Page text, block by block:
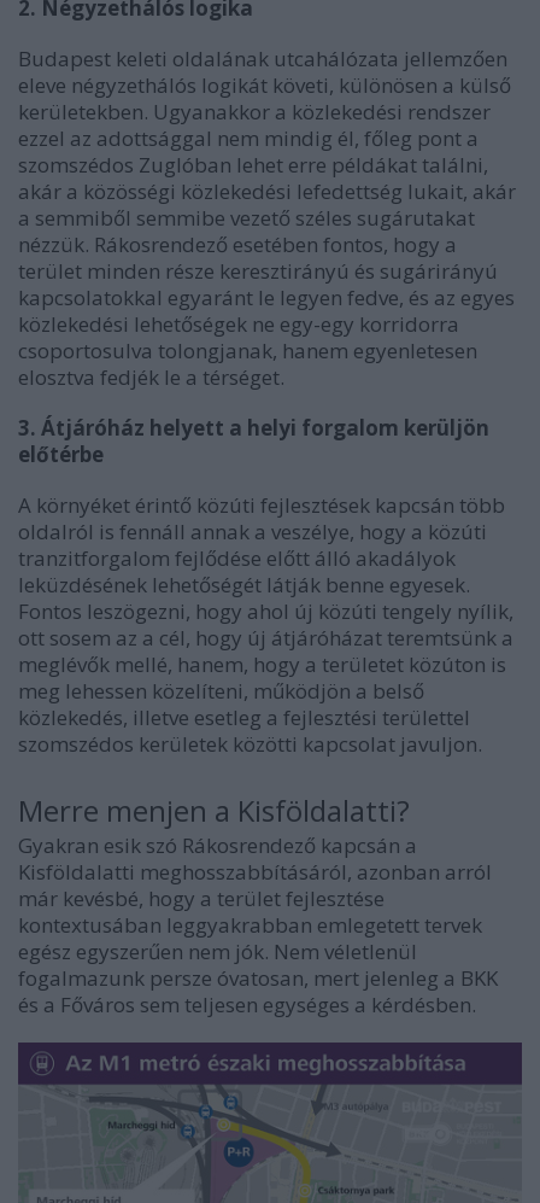
2. Négyzethálós logika
Budapest keleti oldalának utcahálózata jellemzően
eleve négyzethálós logikát követi, különösen a külső
kerületekben. Ugyanakkor a közlekedési rendszer
ezzel az adottsággal nem mindig él, főleg pont a
szomszédos Zuglóban lehet erre példákat találni,
akár a közösségi közlekedési lefedettség lukait, akár
a semmiből semmibe vezető széles sugárutakat
nézzük. Rákosrendező esetében fontos, hogy a
terület minden része keresztirányú és sugárirányú
kapcsolatokkal egyaránt le legyen fedve, és az egyes
közlekedési lehetőségek ne egy-egy korridorra
csoportosulva tolongjanak, hanem egyenletesen
elosztva fedjék le a térséget.
3. Átjáróház helyett a helyi forgalom kerüljön
előtérbe
A környéket érintő közúti fejlesztések kapcsán több
oldalról is fennáll annak a veszélye, hogy a közúti
tranzitforgalom fejlődése előtt álló akadályok
leküzdésének lehetőségét látják benne egyesek.
Fontos leszögezni, hogy ahol új közúti tengely nyílik,
ott sosem az a cél, hogy új átjáróházat teremtsünk a
meglévők mellé, hanem, hogy a területet közúton is
meg lehessen közelíteni, működjön a belső
közlekedés, illetve esetleg a fejlesztési területtel
szomszédos kerületek közötti kapcsolat javuljon.
Merre menjen a Kisföldalatti?
Gyakran esik szó Rákosrendező kapcsán a
Kisföldalatti meghosszabbításáról, azonban arról
már kevésbé, hogy a terület fejlesztése
kontextusában leggyakrabban emlegetett tervek
egész egyszerűen nem jók. Nem véletlenül
fogalmazunk persze óvatosan, mert jelenleg a BKK
és a Főváros sem teljesen egységes a kérdésben.